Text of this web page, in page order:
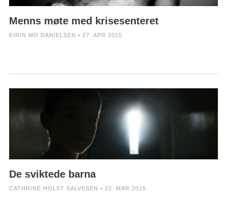
Menns møte med krisesenteret
EIRIN MO DANIELSEN • 27. APR 2015
De sviktede barna
CATHRINE HOLST SALVESEN • 22. MAR 2015